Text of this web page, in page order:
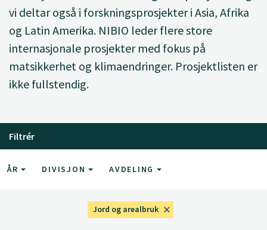
vi deltar også i forskningsprosjekter i Asia, Afrika
og Latin Amerika. NIBIO leder flere store
internasjonale prosjekter med fokus på
matsikkerhet og klimaendringer. Prosjektlisten er
ikke fullstendig.
Filtrér
ÅR DIVISJON AVDELING
Jord og arealbruk